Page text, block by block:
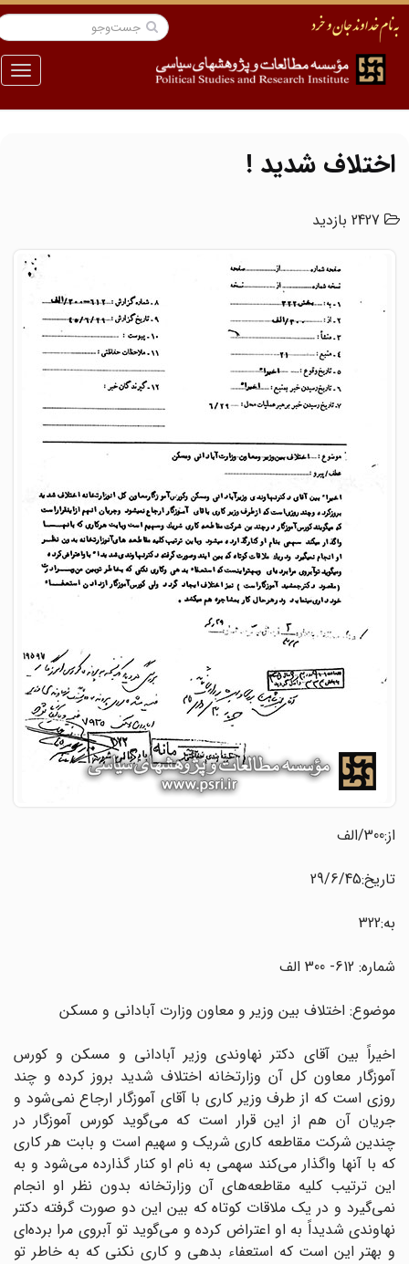
منو
اختلاف شدید !
2427 بازدید
تاریخ:29/6/45
شماره: 612- 300 الف
موضوع: اختلاف بین وزیر و معاون وزارت آبادانی و مسکن
اخیراً بین آقای دکتر نهاوندی وزیر آبادانی و مسکن و کورس
آموزگار معاون کل آن وزارتخانه اختلاف شدید بروز کرده و چند
روزی است که از طرف وزیر کاری با آقای آموزگار ارجاع نمی‌شود و
جریان آن هم از این قرار است که می‌گوید کورس آموزگار در
چندین شرکت مقاطعه کاری شریک و سهیم است و بابت هر کاری
که با آنها واگذار می‌کند سهمی به نام او کنار گذارده می‌شود و به
این ترتیب کلیه مقاطعه‌های آن وزارتخانه بدون نظر او انجام
نمی‌گیرد و در یک ملاقات کوتاه که بین این دو صورت گرفته دکتر
نهاوندی شدیداً به او اعتراض کرده و می‌گوید تو آبروی مرا برده‌ای
و بهتر این است که استعفاء بدهی و کاری نکنی که به خاطر تو